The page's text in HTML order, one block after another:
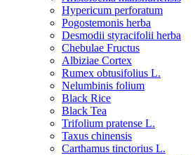
Hypericum perforatum
Pogostemonis herba
Desmodii styracifolii herba
Chebulae Fructus
Albiziae Cortex
Rumex obtusifolius L.
Nelumbinis folium
Black Rice
Black Tea
Trifolium pratense L.
Taxus chinensis
Carthamus tinctorius L.